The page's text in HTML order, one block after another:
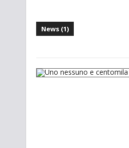
News (1)